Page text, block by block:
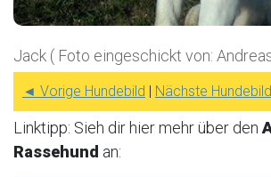
Jack ( Foto eingeschickt von:
◄ Vorige Hundebild | Nächste
Linktipp: Sieh dir hier mehr über den
Rassehund an: